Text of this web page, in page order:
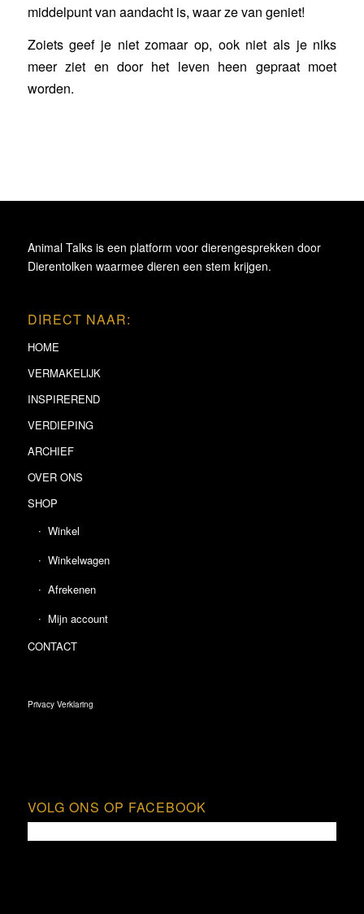
middelpunt van aandacht is, waar ze van geniet!
Zoiets geef je niet zomaar op, ook niet als je niks
meer ziet en door het leven heen gepraat moet
worden.
Animal Talks is een platform voor dierengesprekken door
Dierentolken waarmee dieren een stem krijgen.
DIRECT NAAR:
HOME
VERMAKELIJK
INSPIREREND
VERDIEPING
ARCHIEF
OVER ONS
SHOP
Winkel
Winkelwagen
Afrekenen
Mijn account
CONTACT
Privacy Verklaring
VOLG ONS OP FACEBOOK